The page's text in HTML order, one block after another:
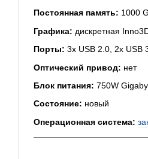
Постоянная память: 1000
Графика: дискретная
Порты: 3x USB 2.0, 2x USB
Оптический привод: нет
Блок питания: 750W
Состояние: новый
Операционная система: